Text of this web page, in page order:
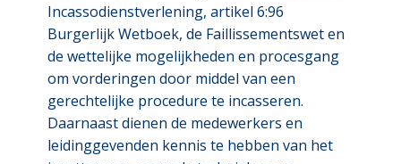
Incassodienstverlening, artikel 6:96
Burgerlijk Wetboek, de Faillissementswet en
de wettelijke mogelijkheden en procesgang
om vorderingen door middel van een
gerechtelijke procedure te incasseren.
Daarnaast dienen de medewerkers en
leidinggevenden kennis te hebben van het